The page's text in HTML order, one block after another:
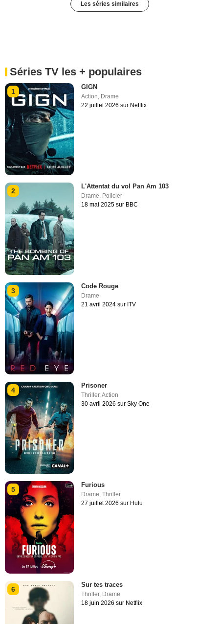
Les séries similaires
Séries TV les + populaires
1
GIGN
Action, Drame
22 juillet 2026 sur Netflix
2
L'Attentat du vol Pan Am 103
Drame, Policier
18 mai 2025 sur BBC
3
Code Rouge
Drame
21 avril 2024 sur ITV
4
Prisoner
Thriller,Action
30 avril 2026 sur Sky One
5
Furious
Drame,Thriller
27 juillet 2026 sur Hulu
6
Sur tes traces
Thriller, Drame
18 juin 2026 sur Netflix